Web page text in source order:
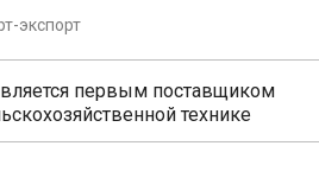
экспорт
первым поставщиком
технике